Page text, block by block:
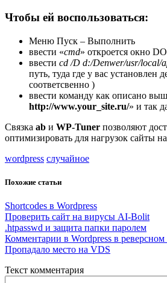
Чтобы ей воспользоваться:
Меню Пуск – Выполнить
ввести «cmd» откроется окно
ввести cd /D d:/Denwer/usr/local/
путь, туда где у вас установлен
соответсвенно )
ввести команду как описано
http://www.your_site.ru/» и так
Связка ab и WP-Tuner позволяют
оптимизировать для нагрузок сайты
wordpress случайное
Похожие статьи
Shortcodes в Wordpress
Проверить сайт на вирусы AI-Bolit
.htpasswd и защита папки паролем
Комментарии в Wordpress в реверсном
Пропадало место на VDS
Текст комментария